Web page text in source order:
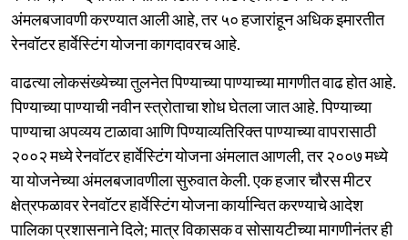
अंमलबजावणी करण्यात आली आहे, तर ५० हजारांहून अधिक इमारतीत
रेनवॉटर हार्वेस्टिंग योजना कागदावरच आहे.
वाढत्या लोकसंख्येच्या तुलनेत पिण्याच्या पाण्याच्या मागणीत वाढ होत आहे.
पिण्याच्या पाण्याची नवीन स्त्रोताचा शोध घेतला जात आहे. पिण्याच्या
पाण्याचा अपव्यय टाळावा आणि पिण्याव्यतिरिक्त पाण्याच्या वापरासाठी
२००२ मध्ये रेनवॉटर हार्वेस्टिंग योजना अंमलात आणली, तर २००७ मध्ये
या योजनेच्या अंमलबजावणीला सुरुवात केली. एक हजार चौरस मीटर
क्षेत्रफळावर रेनवॉटर हार्वेस्टिंग योजना कार्यान्वित करण्याचे आदेश
पालिका प्रशासनाने दिले; मात्र विकासक व सोसायटीच्या मागणीनंतर ही